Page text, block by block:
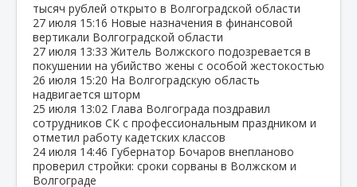
тысяч рублей открыто в Волгоградской области
27 июля 15:16 Новые назначения в финансовой
вертикали Волгоградской области
27 июля 13:33 Житель Волжского подозревается в
покушении на убийство жены с особой жестокостью
26 июля 15:20 На Волгоградскую область
надвигается шторм
25 июля 13:02 Глава Волгограда поздравил
сотрудников СК с профессиональным праздником и
отметил работу кадетских классов
24 июля 14:46 Губернатор Бочаров внепланово
проверил стройки: сроки сорваны в Волжском и
Волгограде